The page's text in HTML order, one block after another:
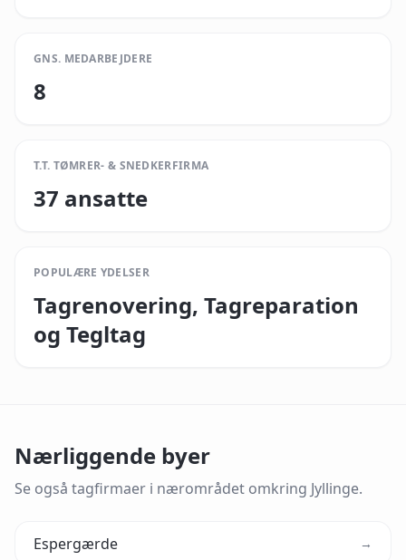
GNS. MEDARBEJDERE
8
T.T. TØMRER- & SNEDKERFIRMA
37 ansatte
POPULÆRE YDELSER
Tagrenovering, Tagreparation
og Tegltag
Nærliggende byer
Se også tagfirmaer i nærområdet omkring Jyllinge.
Espergærde →